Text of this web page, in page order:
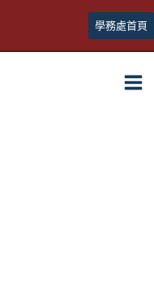
學務處首頁